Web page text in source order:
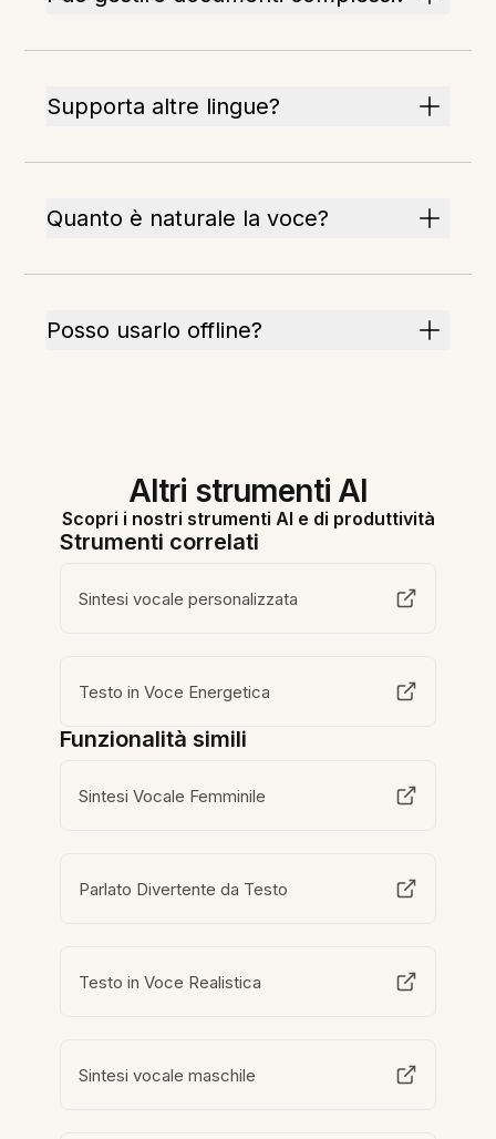
Supporta altre lingue?
Quanto è naturale la voce?
Posso usarlo offline?
Altri strumenti AI
Scopri i nostri strumenti AI e di produttività
Strumenti correlati
Sintesi vocale personalizzata
Testo in Voce Energetica
Funzionalità simili
Sintesi Vocale Femminile
Parlato Divertente da Testo
Testo in Voce Realistica
Sintesi vocale maschile